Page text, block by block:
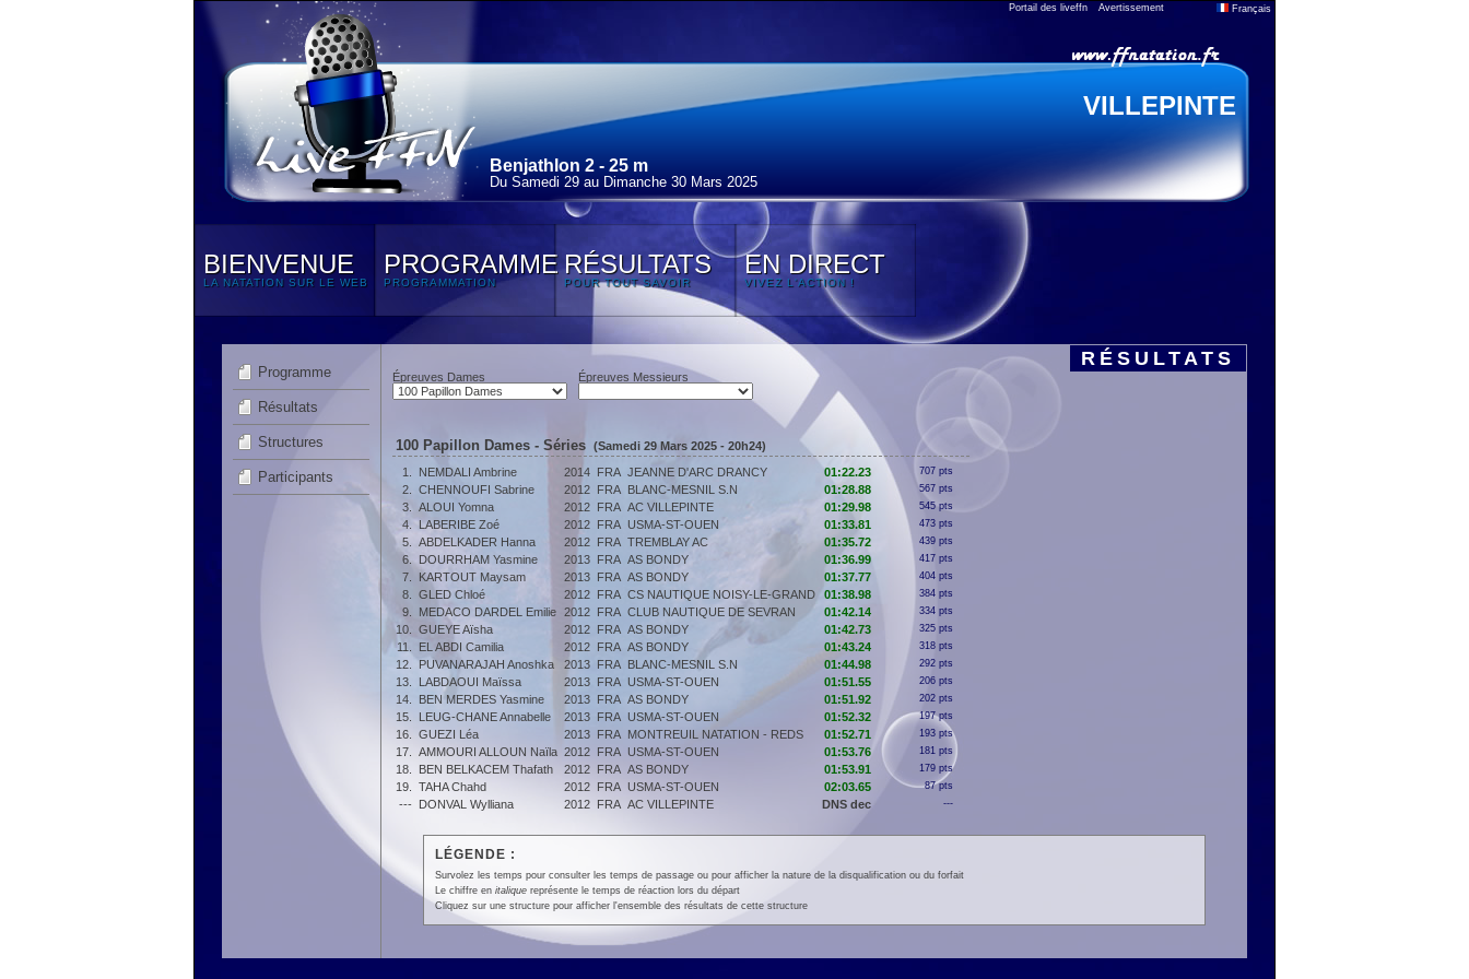
Portail des liveffn Avertissement Français
VILLEPINTE
Benjathlon 2 - 25 m
Du Samedi 29 au Dimanche 30 Mars 2025
BIENVENUE
LA NATATION SUR LE WEB
PROGRAMME
PROGRAMMATION
RÉSULTATS
POUR TOUT SAVOIR
EN DIRECT
VIVEZ L'ACTION !
Programme
Résultats
Structures
Participants
RÉSULTATS
Épreuves Dames Épreuves Messieurs
100 Papillon Dames - Séries (Samedi 29 Mars 2025 - 20h24)
1.
NEMDALI Ambrine 2014 FRA JEANNE D'ARC DRANCY 01:22.23 707 pts
2. CHENNOUFI Sabrine 2012 FRA BLANC-MESNIL S.N 01:28.88 567 pts
3. ALOUI Yomna 2012 FRA AC VILLEPINTE 01:29.98 545 pts
4. LABERIBE Zoé 2012 FRA USMA-ST-OUEN 01:33.81 473 pts
5. ABDELKADER Hanna 2012 FRA TREMBLAY AC 01:35.72 439 pts
6. DOURRHAM Yasmine 2013 FRA AS BONDY 01:36.99 417 pts
7. KARTOUT Maysam 2013 FRA AS BONDY 01:37.77 404 pts
8. GLED Chloé 2012 FRA CS NAUTIQUE NOISY-LE-GRAND 01:38.98 384 pts
9. MEDACO DARDEL Emilie 2012 FRA CLUB NAUTIQUE DE SEVRAN 01:42.14 334 pts
10. GUEYE Aïsha 2012 FRA AS BONDY 01:42.73 325 pts
11. EL ABDI Camilia 2012 FRA AS BONDY 01:43.24 318 pts
12. PUVANARAJAH Anoshka 2013 FRA BLANC-MESNIL S.N 01:44.98 292 pts
13. LABDAOUI Maïssa 2013 FRA USMA-ST-OUEN 01:51.55 206 pts
14. BEN MERDES Yasmine 2013 FRA AS BONDY 01:51.92 202 pts
15. LEUG-CHANE Annabelle 2013 FRA USMA-ST-OUEN 01:52.32 197 pts
16. GUEZI Léa 2013 FRA MONTREUIL NATATION - REDS 01:52.71 193 pts
17. AMMOURI ALLOUN Naïla 2012 FRA USMA-ST-OUEN 01:53.76 181 pts
18. BEN BELKACEM Thafath 2012 FRA AS BONDY 01:53.91 179 pts
19. TAHA Chahd 2012 FRA USMA-ST-OUEN 02:03.65 87 pts
--- DONVAL Wylliana 2012 FRA AC VILLEPINTE DNS dec ---
LÉGENDE :
Survolez les temps pour consulter les temps de passage ou pour afficher la nature de la disqualification ou du forfait
Le chiffre en italiquereprésente le temps de réaction lors du départ
Cliquez sur une structure pour afficher l'ensemble des résultats de cette structure